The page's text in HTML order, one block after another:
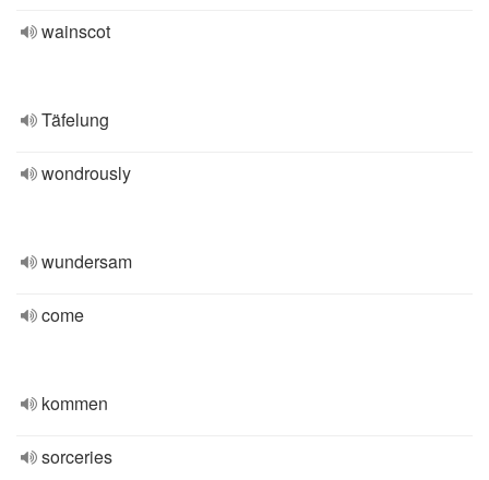
wainscot
Täfelung
wondrously
wundersam
come
kommen
sorceries